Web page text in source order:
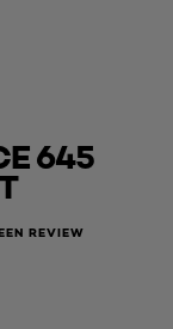
645
REVIEW